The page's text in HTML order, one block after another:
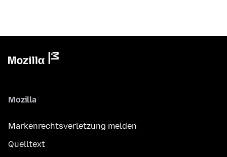
Mozilla
Markenrechtsverletzung melden
Quelltext